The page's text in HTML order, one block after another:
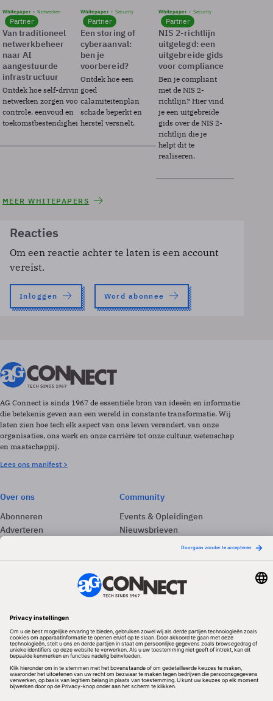
Whitepaper Netwerken
Partner
Van traditioneel
netwerkbeheer
naar AI
aangestuurde
infrastructuur
Ontdek hoe self-driving
netwerken zorgen voor
controle, eenvoud en
toekomstbestendigheid.
Whitepaper Security
Partner
Een storing of
cyberaanval:
ben je
voorbereid?
Ontdek hoe een
goed
calamiteitenplan
schade beperkt en
herstel versnelt.
Whitepaper Security
Partner
NIS 2-richtlijn
uitgelegd: een
uitgebreide gids
voor compliance
Ben je compliant
met de NIS 2-
richtlijn? Hier vind
je een uitgebreide
gids over de NIS 2-
richtlijn die je
helpt dit te
realiseren.
MEER WHITEPAPERS
Reacties
Om een reactie achter te laten is een account
vereist.
Inloggen Word abonnee
AG Connect is sinds 1967 de essentiële bron van ideeën en informatie
die betekenis geven aan een wereld in constante transformatie. Wij
laten zien hoe tech elk aspect van ons leven verandert, van onze
organisaties, ons werk en onze carrière tot onze cultuur, wetenschap
en maatschappij.
Lees ons manifest >
Over ons
Abonneren
Adverteren
Community
Events & Opleidingen
Nieuwsbrieven
Redactionele partner